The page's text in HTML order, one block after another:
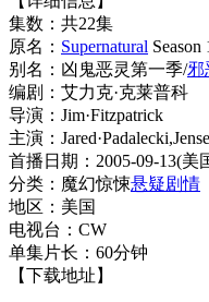
集数：共22集
原名： Supernatural Season
别名：凶鬼恶灵第一季/邪
编剧：艾力克·克莱普科
导演：Jim·Fitzpatrick
主演：
首播日期：2005-09-13(美
分类：魔幻惊悚悬疑剧情
地区：美国
电视台：CW
单集片长：60分钟
【下载地址】